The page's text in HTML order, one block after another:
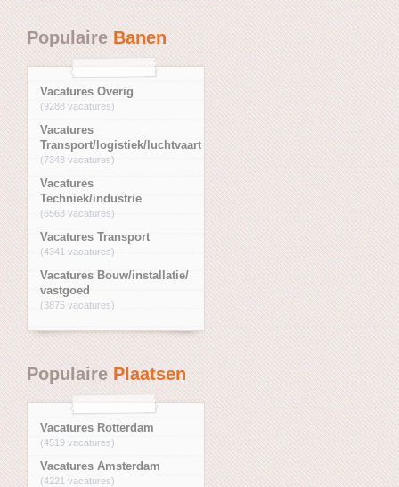
PopulaireBanen
Vacatures Overig
(9288 vacatures)
Vacatures
Transport/logistiek/luchtvaart
(7348 vacatures)
Vacatures
Techniek/industrie
(6563 vacatures)
Vacatures Transport
(4341 vacatures)
Vacatures Bouw/installatie/
vastgoed
(3875 vacatures)
PopulairePlaatsen
Vacatures Rotterdam
(4519 vacatures)
Vacatures Amsterdam
(4221 vacatures)